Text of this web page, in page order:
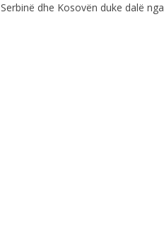
dhe Kosovën duke dalë